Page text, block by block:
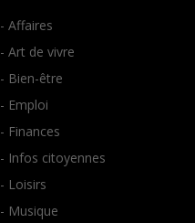
- Affaires
- Art de vivre
- Bien-être
- Emploi
- Finances
- Infos citoyennes
- Loisirs
- Musique